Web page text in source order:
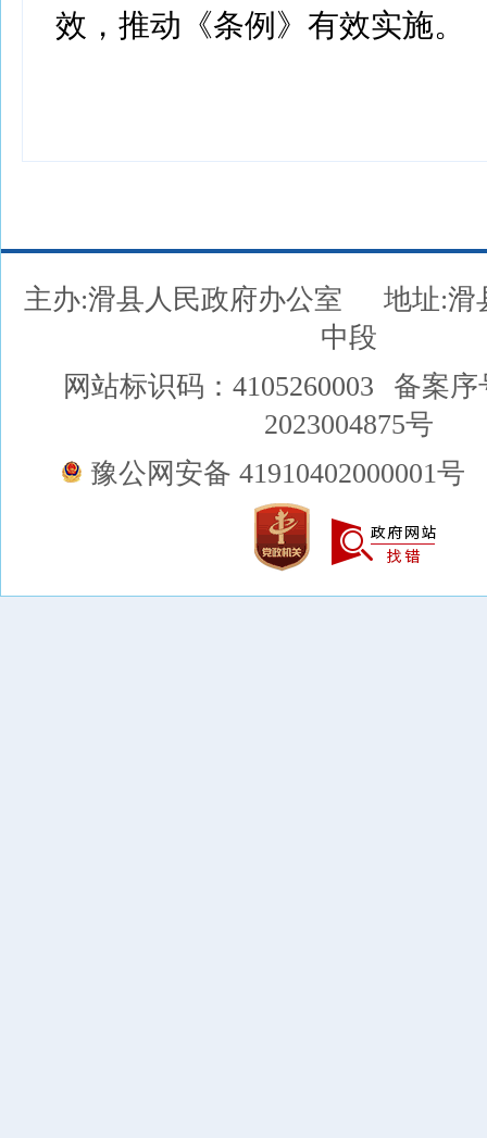
效，推动《条例》有效实施。
主办:滑县人民政府办公室
地址:滑
中段
网站标识码：4105260003
备案序
2023004875号
豫公网安备 41910402000001号